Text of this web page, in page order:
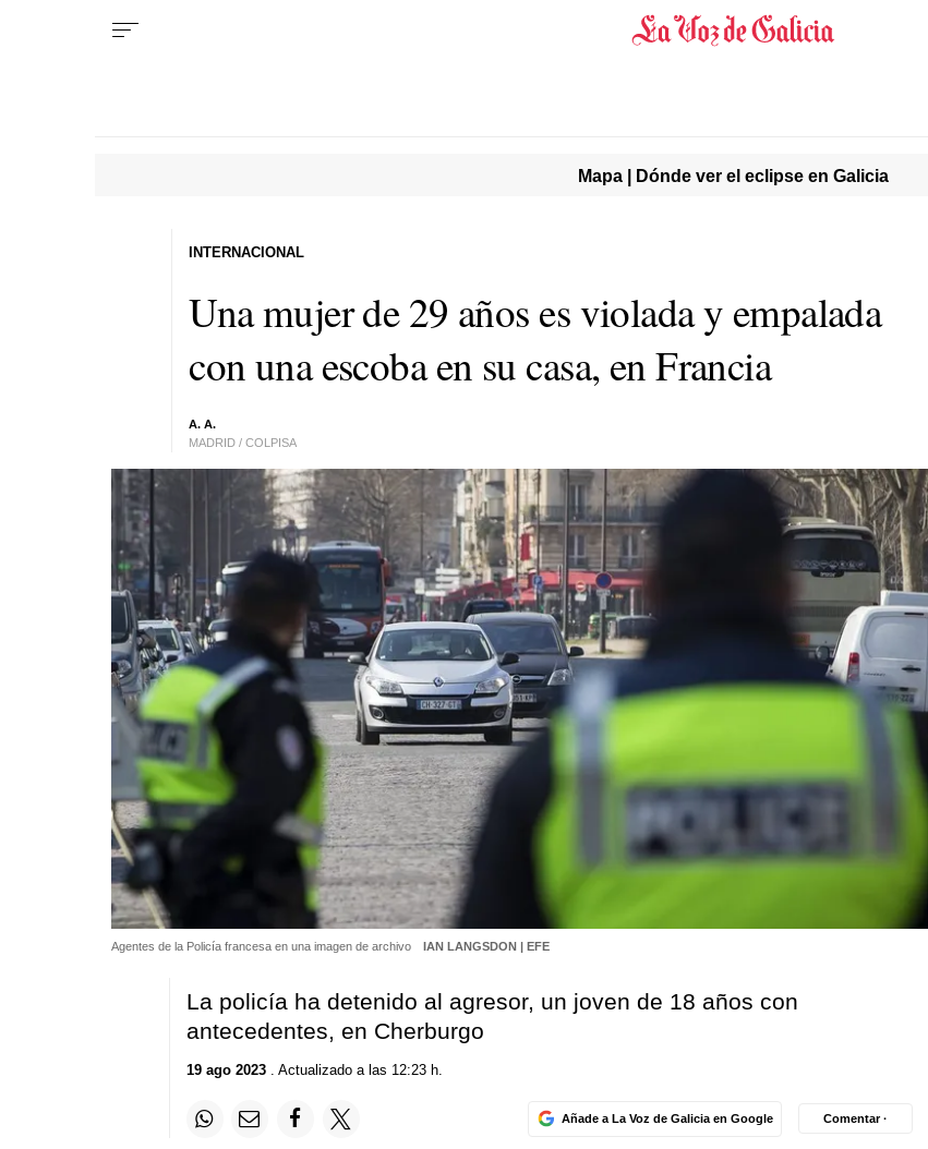
Mapa | Dónde ver el eclipse en Galicia
Una mujer de 29 años es violada y empalada
con una escoba en su casa, en Francia
A. A.
MADRID / COLPISA
INTERNACIONAL
Agentes de la Policía francesa en una imagen de archivo IAN LANGSDON | EFE
La policía ha detenido al agresor, un joven de 18 años con
antecedentes, en Cherburgo
19 ago 2023. Actualizado a las 12:23 h.
Añade a La Voz de Galicia en Google Comentar ·